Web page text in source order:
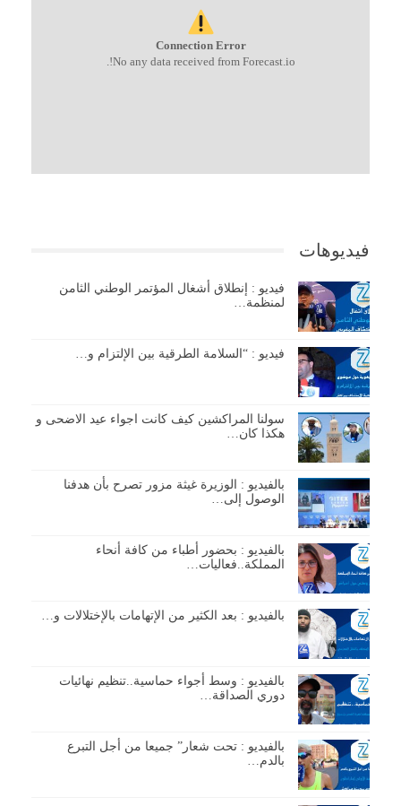
Connection Error
No any data received from Forecast.io!.
فيديوهات
فيديو : إنطلاق أشغال المؤتمر الوطني الثامن
لمنظمة…
فيديو : “السلامة الطرقية بين الإلتزام و…
سولنا المراكشين كيف كانت اجواء عيد الاضحى و
هكذا كان…
بالفيديو : الوزيرة غيثة مزور تصرح بأن هدفنا
الوصول إلى…
بالفيديو : بحضور أطباء من كافة أنحاء
المملكة..فعاليات…
بالفيديو : بعد الكثير من الإتهامات بالإختلالات و…
بالفيديو : وسط أجواء حماسية..تنظيم نهائيات
دوري الصداقة…
بالفيديو : تحت شعار” جميعا من أجل التبرع
بالدم…